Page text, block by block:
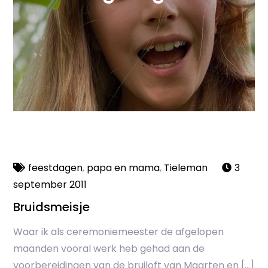
feestdagen, papa en mama, Tieleman
3
september 2011
Bruidsmeisje
Waar ik als ceremoniemeester de afgelopen
maanden vooral werk heb gehad aan de